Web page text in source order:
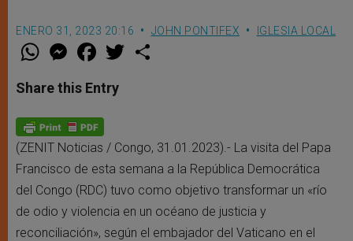
ENERO 31, 2023 20:16 JOHN PONTIFEX IGLESIA LOCAL
W
t
s
p
p
M
e
s
e
g
e
r
F
a
e
b
o
k
w
Share this Entry
(ZENIT Noticias / Congo, 31.01.2023).- La visita del Papa
Francisco de esta semana a la República Democrática
del Congo (RDC) tuvo como objetivo transformar un «río
de odio y violencia en un océano de justicia y
reconciliación», según el embajador del Vaticano en el